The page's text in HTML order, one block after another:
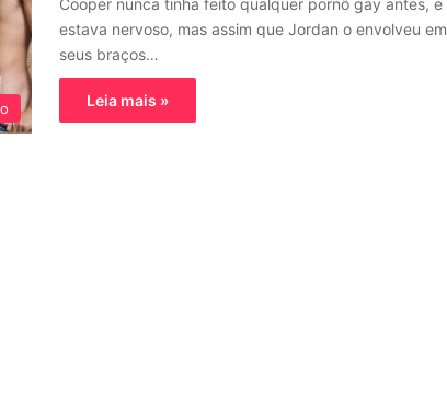
Cooper nunca tinha feito qualquer pornô gay antes, e
estava nervoso, mas assim que Jordan o envolveu em
seus braços…
Leia mais »